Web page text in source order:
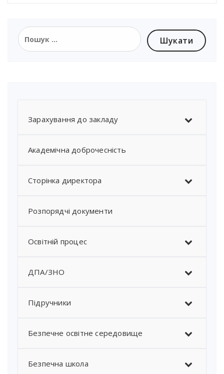
Пошук:
Зарахування до закладу
Академічна доброчесність
Сторінка директора
Розпорядчі документи
Освітній процес
ДПА/ЗНО
Підручники
Безпечне освітне середовище
Безпечна школа